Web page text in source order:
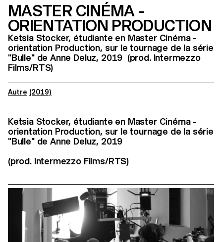
MASTER CINÉMA -
ORIENTATION PRODUCTION
Ketsia Stocker, étudiante en Master Cinéma -
orientation Production, sur le tournage de la série
"Bulle" de Anne Deluz, 2019 (prod. Intermezzo
Films/RTS)
Autre (2019)
Ketsia Stocker, étudiante en Master Cinéma -
orientation Production, sur le tournage de la série
"Bulle" de Anne Deluz, 2019
(prod. Intermezzo Films/RTS)